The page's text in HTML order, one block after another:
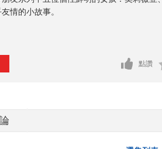
情的小故事。
點讚